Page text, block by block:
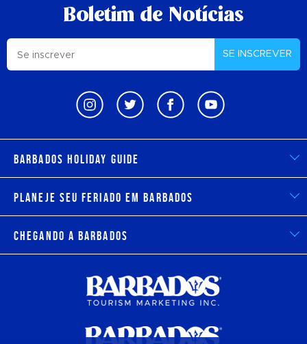
Boletim de Notícias
SE INSCREVER
Barbados Holiday Guide
Planeje seu feriado em Barbados
Chegando a Barbados